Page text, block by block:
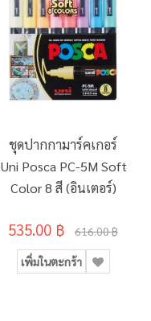
ชุดปากกามาร์คเกอร์
Uni Posca PC-5M Soft
Color 8 สี (อินเตอร์)
535.00 ฿ 616.00 ฿
เพิ่มในตะกร้า